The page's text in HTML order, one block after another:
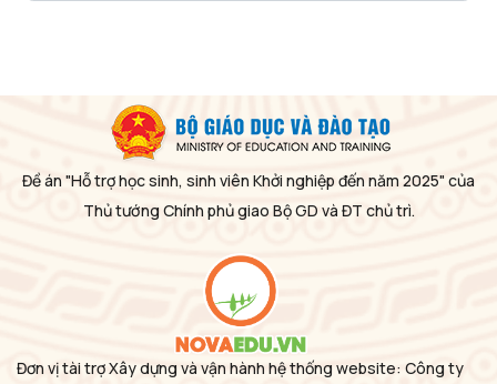
Đề án "Hỗ trợ học sinh, sinh viên Khởi nghiệp đến năm 2025" của
Thủ tướng Chính phủ giao Bộ GD và ĐT chủ trì.
Đơn vị tài trợ Xây dựng và vận hành hệ thống website: Công ty